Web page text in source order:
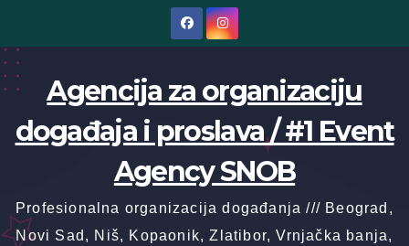
content
Agencija za organizaciju
događaja i proslava / #1 Event
Agency SNOB
Profesionalna organizacija događanja /// Beograd,
Novi Sad, Niš, Kopaonik, Zlatibor, Vrnjačka banja,